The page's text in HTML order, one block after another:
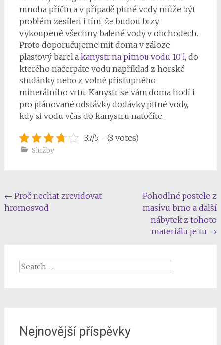
mnoha příčin a v případě pitné vody může být
problém zesílen i tím, že budou brzy
vykoupené všechny balené vody v obchodech.
Proto doporučujeme mít doma v záloze
plastový barel a kanystr na pitnou vodu 10 l, do
kterého načerpáte vodu například z horské
studánky nebo z volně přístupného
minerálního vrtu. Kanystr se vám doma hodí i
pro plánované odstávky dodávky pitné vody,
kdy si vodu včas do kanystru natočíte.
3.7/5 - (8 votes)
Služby
Post
navigation
← Proč nechat zrevidovat
hromosvod
Pohodlné postele z
masivu brno a další
nábytek z tohoto
materiálu je tu →
Search
Nejnovější příspěvky